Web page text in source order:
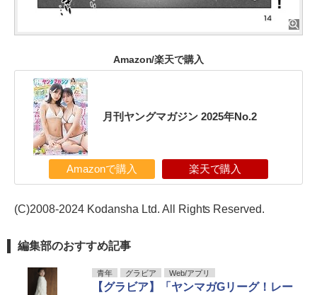
Amazon/楽天で購入
月刊ヤングマガジン 2025年No.2
Amazonで購入 楽天で購入
(C)2008-2024 Kodansha Ltd. All Rights Reserved.
編集部のおすすめ記事
青年 グラビア Web/アプリ
【グラビア】「ヤンマガGリーグ！レー